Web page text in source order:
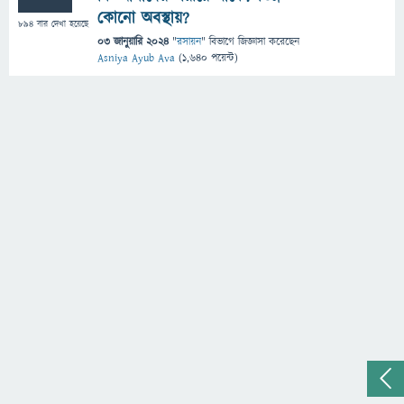
894 বার দেখা হয়েছে
কোনো অবস্থায়?
03 জানুয়ারি 2024 "রসায়ন" বিভাগে জিজ্ঞাসাকরেছেন
Asniya Ayub Ava (1,640 পয়েন্ট)